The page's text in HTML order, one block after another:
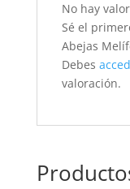
No hay
Sé el
Abejas
Debes
valoración.